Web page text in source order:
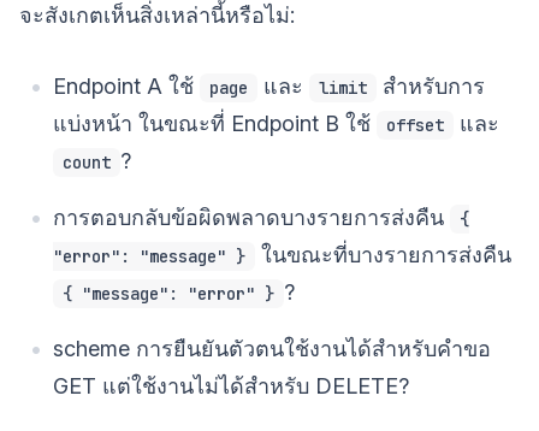
จะสังเกตเห็นสิ่งเหล่านี้หรือไม่:
Endpoint A ใช้ page และ limit
สำหรับการ
แบ่งหน้า ในขณะที่ Endpoint B ใช้
offset และ
count ?
การตอบกลับข้อผิดพลาดบางรายการส่งคืน
{
"error": "message" }
ในขณะที่บางรายการส่งคืน
{ "message": "error" } ?
scheme การยืนยันตัวตนใช้งานได้สำหรับคำขอ
GET แต่ใช้งานไม่ได้สำหรับ DELETE?